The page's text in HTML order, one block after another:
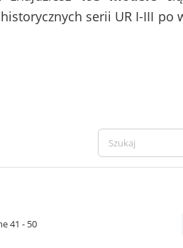
serii UR I-III po
41 - 50